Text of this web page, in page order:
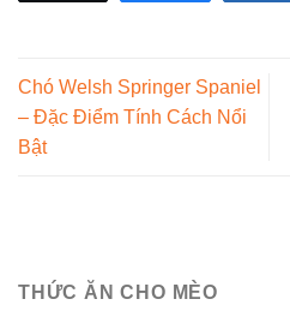
Chó Welsh Springer Spaniel
– Đặc Điểm Tính Cách Nổi
Bật
THỨC ĂN CHO MÈO